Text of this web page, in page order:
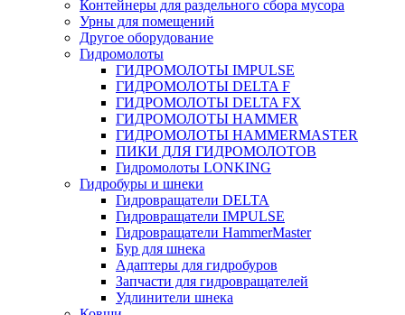
Контейнеры для раздельного сбора мусора
Урны для помещений
Другое оборудование
Гидромолоты
ГИДРОМОЛОТЫ IMPULSE
ГИДРОМОЛОТЫ DELTA F
ГИДРОМОЛОТЫ DELTA FX
ГИДРОМОЛОТЫ HAMMER
ГИДРОМОЛОТЫ HAMMERMASTER
ПИКИ ДЛЯ ГИДРОМОЛОТОВ
Гидромолоты LONKING
Гидробуры и шнеки
Гидровращатели DELTA
Гидровращатели IMPULSE
Гидровращатели HammerMaster
Бур для шнека
Адаптеры для гидробуров
Запчасти для гидровращателей
Удлинители шнека